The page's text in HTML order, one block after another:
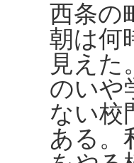
西条の
朝は何
見えた
のいや
ない校
ある。